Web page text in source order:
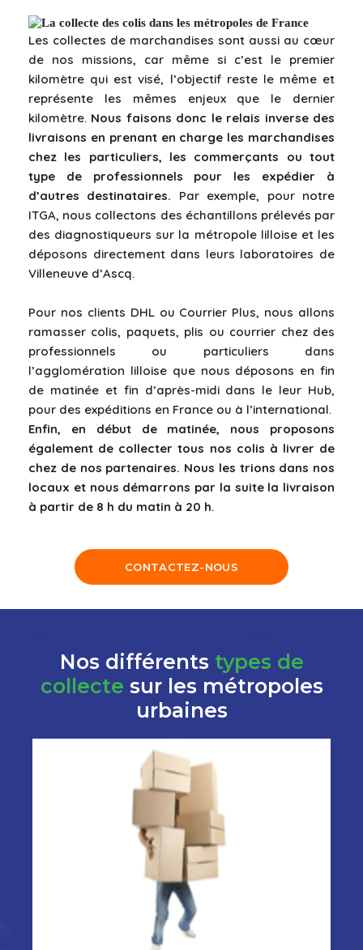
Les collectes de marchandises sont aussi au cœur
de nos missions, car même si c’est le premier
kilomètre qui est visé, l’objectif reste le même et
représente les mêmes enjeux que le dernier
kilomètre. Nous faisons donc le relais inverse des
livraisons en prenant en charge les marchandises
chez les particuliers, les commerçants ou tout
type de professionnels pour les expédier à
d’autres destinataires. Par exemple, pour notre
ITGA, nous collectons des échantillons prélevés par
des diagnostiqueurs sur la métropole lilloise et les
déposons directement dans leurs laboratoires de
Villeneuve d’Ascq.
Pour nos clients DHL ou Courrier Plus, nous allons
ramasser colis, paquets, plis ou courrier chez des
professionnels ou particuliers dans
l’agglomération lilloise que nous déposons en fin
de matinée et fin d’après-midi dans le leur Hub,
pour des expéditions en France ou à l’international.
Enfin, en début de matinée, nous proposons
également de collecter tous nos colis à livrer de
chez de nos partenaires. Nous les trions dans nos
locaux et nous démarrons par la suite la livraison
à partir de 8 h du matin à 20 h.
CONTACTEZ-NOUS
Nos différents types de
collecte sur les métropoles
urbaines